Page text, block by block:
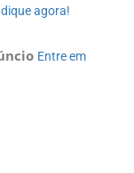
agora!
Entre em